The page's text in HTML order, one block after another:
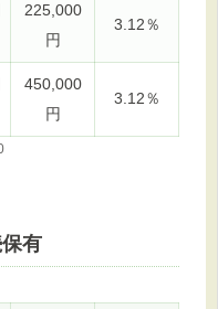
225,000
円
3.12％
450,000
円
3.12％
有